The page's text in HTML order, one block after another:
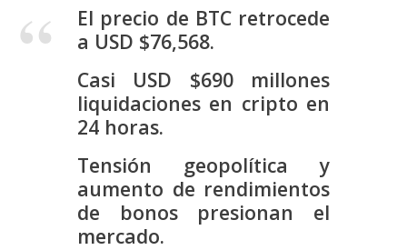
El precio de BTC retrocede
a USD $76,568.
Casi USD $690 millones
liquidaciones en cripto en
24 horas.
Tensión geopolítica y
aumento de rendimientos
de bonos presionan el
mercado.